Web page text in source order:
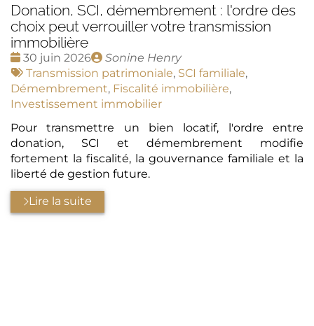
Donation, SCI, démembrement : l'ordre des
choix peut verrouiller votre transmission
immobilière
Date
:
30 juin 2026
Publié
par
Sonine Henry
Tags
:
Transmission patrimoniale, SCI familiale,
Démembrement, Fiscalité immobilière,
Investissement immobilier
Pour transmettre un bien locatif, l'ordre entre
donation, SCI et démembrement modifie
fortement la fiscalité, la gouvernance familiale et la
liberté de gestion future.
Lire la suite